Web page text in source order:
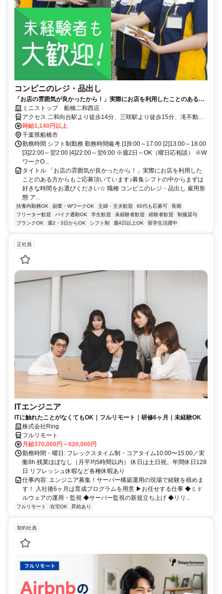
コンビニのレジ・品出し
「お店の雰囲気が良かったから！」実際にお店を利用したことのある方
からもご応募頂いています♪募集シフトの中からまずは好きな時間をお選
びください☆
ミニストップ 船橋二和西店
アクセス 二和向台駅より徒歩14分、三咲駅より徒歩15分、滝不動駅
より徒歩19分 ★その他のアクセス可能駅/鎌ケ谷大仏駅、高根公団駅
★二和火の見下バス停より徒歩6分
時給1,140円以上
千葉県船橋市
勤務時間 シフト制勤務 勤務時間備考 [1]9:00～17:00 [2]13:00～18:00
[3]22:00～翌2:00 [4]22:00～翌6:00 ※週2日～OK（曜日応相談） ※W
ワークO...
タイトル 「お店の雰囲気が良かったから！」実際にお店を利用した
ことのある方からもご応募頂いています♪募集シフトの中からまずは
好きな時間をお選びください☆ 職種 コンビニのレジ・品出し 雇用形
態 ア...
扶養内勤務OK 副業・WワークOK 主婦・主夫歓迎 60代も応募可
長期
フリーター歓迎
バイク通勤OK 学生歓迎 未経験者歓迎 経験者歓迎
制服貸与
ブランクOK
週2・3日からOK シフト制 週4日以上OK 留学生活躍中
正社員
ITエンジニア
ITに触れたことがなくてもOK｜フルリモート｜研修6ヶ月｜未経験OK
株式会社Ring
フルリモート
月給370,000円～620,000円
勤務時間・曜日: フレックスタイム制・コアタイム10:00〜15:00／実
働8h 残業ほぼなし（月平均5時間以内） 休日は土日祝、年間休日128
日 リフレッシュ休暇など各種休暇あり
仕事内容: エンジニア募集！サーバー構築運用の現場で経験を積めま
す！ 入社後6ヶ月は育成プログラムを用意 ▶お任せする仕事 ◆ミド
ルウェアの運用・監視 ◆サーバー監視の新規立ち上げ ◆リリ...
フルリモート 在宅OK 昇給あり
契約社員